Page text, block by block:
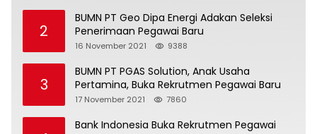
2
BUMN PT Geo Dipa Energi Adakan Seleksi
Penerimaan Pegawai Baru
16 November 2021 9388
3
BUMN PT PGAS Solution, Anak Usaha
Pertamina, Buka Rekrutmen Pegawai Baru
17 November 2021 7860
Bank Indonesia Buka Rekrutmen Pegawai